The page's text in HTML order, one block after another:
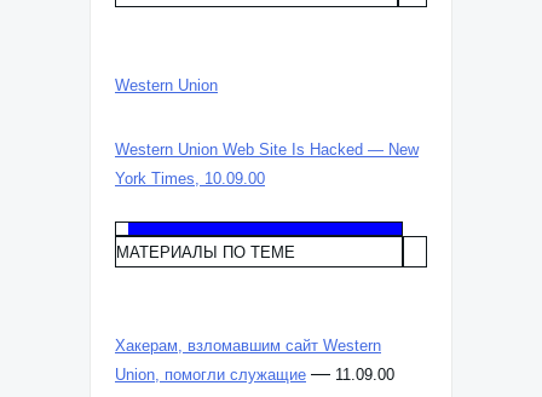
Western Union
Western Union Web Site Is Hacked — New
York Times, 10.09.00
МАТЕРИАЛЫ ПО ТЕМЕ
Хакерам, взломавшим сайт Western
Union, помогли служащие — 11.09.00